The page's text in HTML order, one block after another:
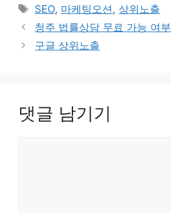
테
고
태
그
SEO, 마케팅오션, 상위노출
청주 법률상담 무료 가능 여부
구글 상위노출
댓글 남기기